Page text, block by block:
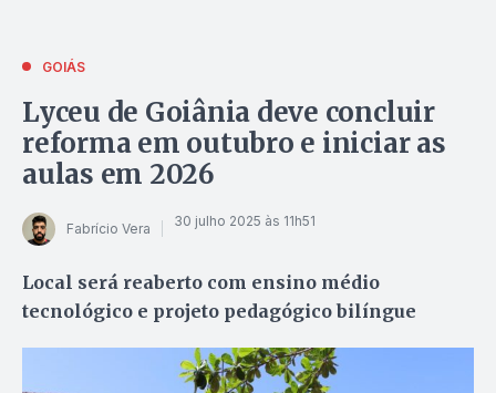
GOIÁS
Lyceu de Goiânia deve concluir
reforma em outubro e iniciar as
aulas em 2026
Fabrício Vera 30 julho 2025 às 11h51
Local será reaberto com ensino médio
tecnológico e projeto pedagógico bilíngue